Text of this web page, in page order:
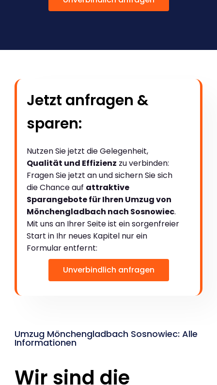
Jetzt anfragen &
sparen:
Nutzen Sie jetzt die Gelegenheit,
Qualität und Effizienz zu verbinden:
Fragen Sie jetzt an und sichern Sie sich
die Chance auf attraktive
Sparangebote für Ihren Umzug von
Mönchengladbach nach Sosnowiec.
Mit uns an Ihrer Seite ist ein sorgenfreier
Start in Ihr neues Kapitel nur ein
Formular entfernt:
Unverbindlich anfragen
Umzug Mönchengladbach Sosnowiec: Alle
Informationen
Wir sind die